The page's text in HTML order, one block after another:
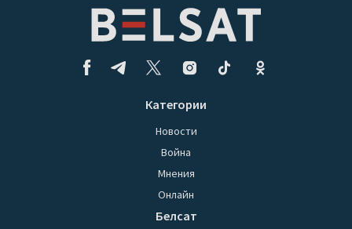
Категории
Новости
Война
Мнения
Онлайн
Белсат